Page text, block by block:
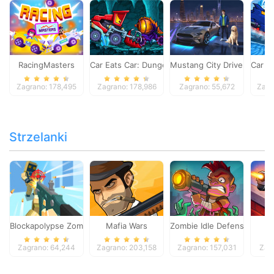
RacingMasters
Zagrano: 178,495
Car Eats Car: Dungeon Adventure
Zagrano: 178,986
Mustang City Driver
Zagrano: 55,672
Car
Strzelanki
Blockapolypse Zombie Shooter
Zagrano: 64,244
Mafia Wars
Zagrano: 203,158
Zombie Idle Defense
Zagrano: 157,031